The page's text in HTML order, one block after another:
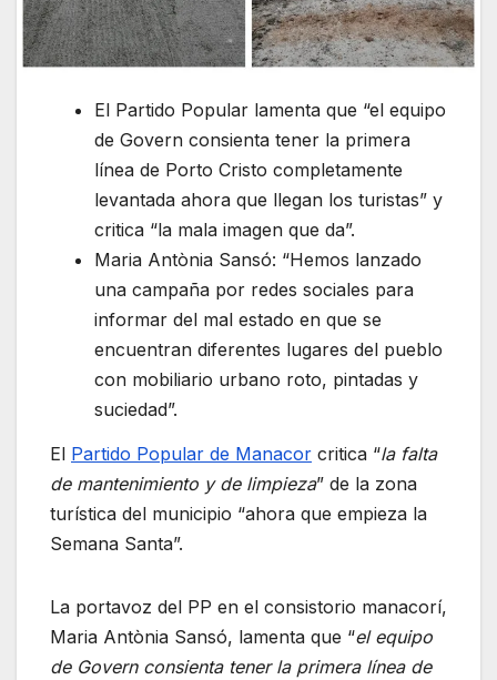
El Partido Popular lamenta que “el equipo
de Govern consienta tener la primera
línea de Porto Cristo completamente
levantada ahora que llegan los turistas” y
critica “la mala imagen que da”.
Maria Antònia Sansó: “Hemos lanzado
una campaña por redes sociales para
informar del mal estado en que se
encuentran diferentes lugares del pueblo
con mobiliario urbano roto, pintadas y
suciedad”.
El Partido Popular de Manacor critica “la falta
de mantenimiento y de limpieza” de la zona
turística del municipio “ahora que empieza la
Semana Santa”.
La portavoz del PP en el consistorio manacorí,
Maria Antònia Sansó, lamenta que “el equipo
de Govern consienta tener la primera línea de